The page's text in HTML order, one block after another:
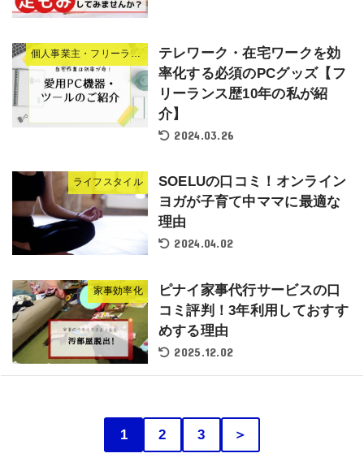
個人事業主・フリーランスの働き方
テレワーク・在宅ワークを効
率化する必須のPCグッズ【フ
リーランス歴10年の私が紹
介】
2024.03.26
ライフスタイル
SOELUの口コミ！オンライン
ヨガが子育て中ママに最適な
理由
2024.04.02
家事効率化
ピナイ家事代行サービスの口
コミ評判！3年利用しておすす
めする理由
2025.12.02
1 2 3 ＞